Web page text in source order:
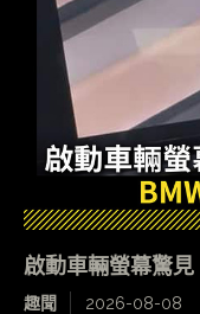
啟動車輛螢幕驚
趣聞 2026-08-08